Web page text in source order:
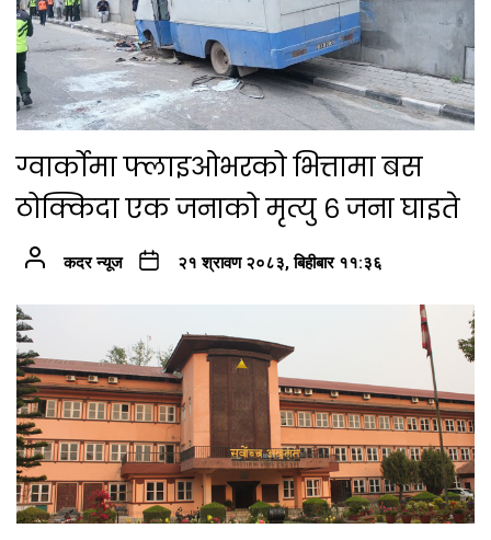
ग्वार्कोमा फ्लाइओभरको भित्तामा बस
ठोक्किदा एक जनाको मृत्यु ६ जना घाइते
कदर न्यूज २१ श्रावण २०८३, बिहीबार ११:३६